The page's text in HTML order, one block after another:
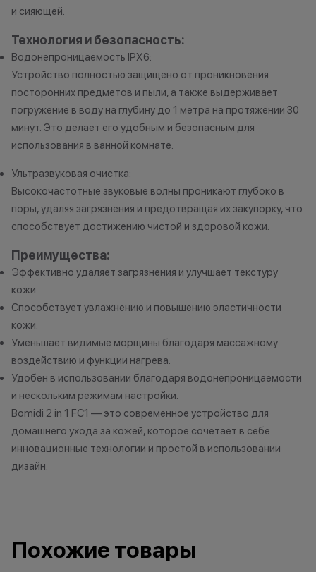
для оплаты
можете
наличными,
рассрочку или
публичной
характер.
право
•Организатор
усмотрение
изменить
и сияющей.
Технология и безопасность:
Водонепроницаемость IPX6:
Устройство полностью защищено от проникновения
посторонних предметов и пыли, а также выдерживает
погружение в воду на глубину до 1 метра на протяжении 30
минут. Это делает его удобным и безопасным для
использования в ванной комнате.
Ультразвуковая очистка:
Высокочастотные звуковые волны проникают глубоко в
поры, удаляя загрязнения и предотвращая их закупорку, что
способствует достижению чистой и здоровой кожи.
Преимущества:
Эффективно удаляет загрязнения и улучшает текстуру
кожи.
Способствует увлажнению и повышению эластичности
кожи.
Уменьшает видимые морщины благодаря массажному
воздействию и функции нагрева.
Удобен в использовании благодаря водонепроницаемости
и нескольким режимам настройки.
Bomidi 2 in 1 FC1 — это современное устройство для
домашнего ухода за кожей, которое сочетает в себе
инновационные технологии и простой в использовании
дизайн.
Похожие товары